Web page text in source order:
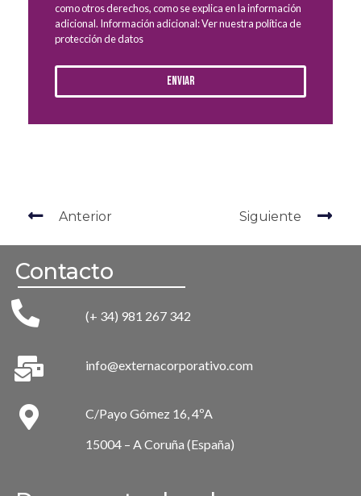
como otros derechos, como se explica en la información
adicional. Información adicional: Ver nuestra política de
protección de datos
Enviar
Anterior Siguiente
Contacto
(+ 34) 981 267 342
info@externacorporativo.com
C/Payo Gómez 16, 4ºA
15004 – A Coruña (España)